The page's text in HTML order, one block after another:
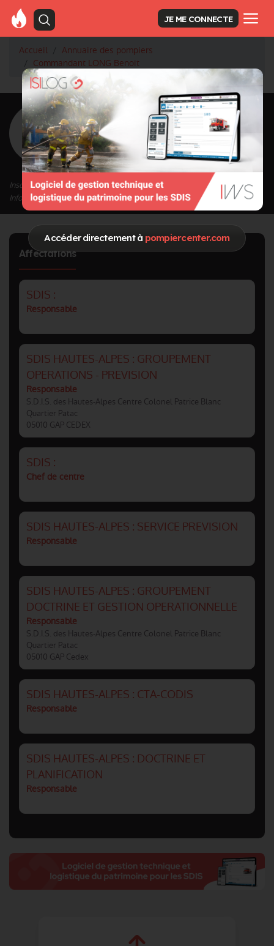
Accéder directement à pompiercenter.com
JE ME CONNECTE
Accueil
Annuaire des pompiers
Commandant LONG Benoit
< Retour à la liste des pompiers
LONG Benoit
Grade : Commandant
Inscrit depuis le 13/09/2020 à 13:46
Informations mises à jour le 20/05/2024 à 11:41
Affectations
SDIS :
Responsable
SDIS HAUTES-ALPES : GROUPEMENT
OPERATIONS - PREVISION
Responsable
S.D.I.S. des Hautes-Alpes Centre Colonel Patrice Blanc
Quartier Patac
05010 GAP CEDEX
SDIS :
Chef de centre
SDIS HAUTES-ALPES : SERVICE PREVISION
Responsable
SDIS HAUTES-ALPES : GROUPEMENT
DOCTRINE ET GESTION OPERATIONNELLE
Responsable
S.D.I.S. des Hautes-Alpes Centre Colonel Patrice Blanc
Quartier Patac
05010 GAP Cedex
SDIS HAUTES-ALPES : CTA-CODIS
Responsable
SDIS HAUTES-ALPES : DOCTRINE ET
PLANIFICATION
Responsable